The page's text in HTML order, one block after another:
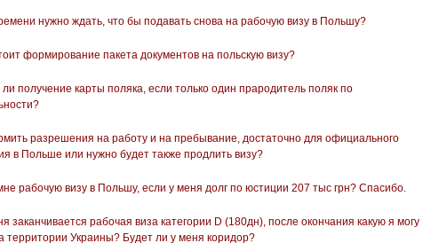
нужно ждать, что бы подавать снова на рабочую визу в Польшу?
формирование пакета документов на польскую визу?
получение карты поляка, если только один прародитель поляк по
разрешения на работу и на пребывание, достаточно для официального
в Польше или нужно будет также продлить визу?
рабочую визу в Польшу, если у меня долг по юстиции 207 тыс грн? Спасибо.
заканчивается рабочая виза категории D (180дн), после окончания какую я могу
территории Украины? Будет ли у меня коридор?